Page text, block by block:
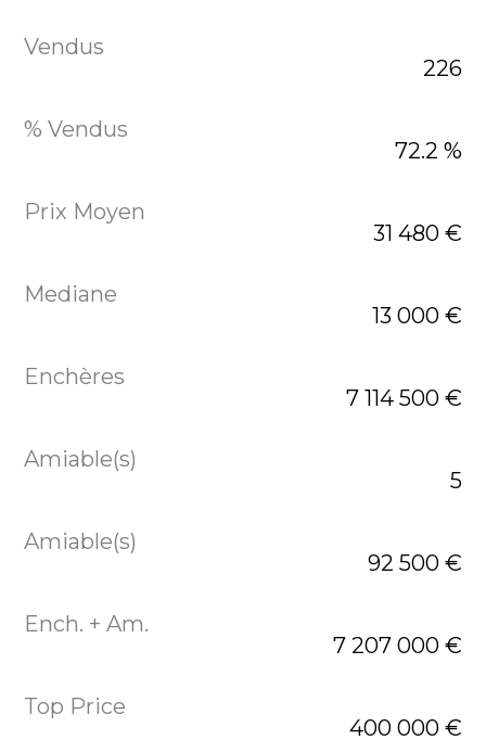
226
72.2 %
31 480 €
13 000 €
7 114 500 €
5
92 500 €
7 207 000 €
400 000 €